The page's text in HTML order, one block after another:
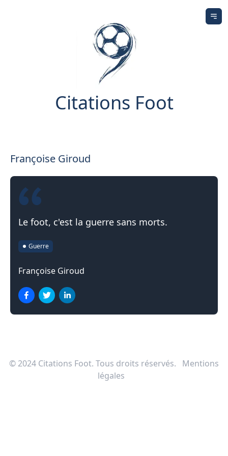
Citations Foot
Françoise Giroud
Le foot, c'est la guerre sans morts.
Guerre
Françoise Giroud
© 2024 Citations Foot. Tous droits réservés.
Mentions
légales